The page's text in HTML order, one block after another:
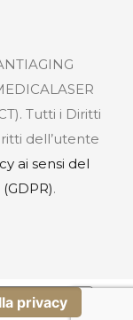
Tutti i Diritti
dell’utente
ai sensi del
.
privacy